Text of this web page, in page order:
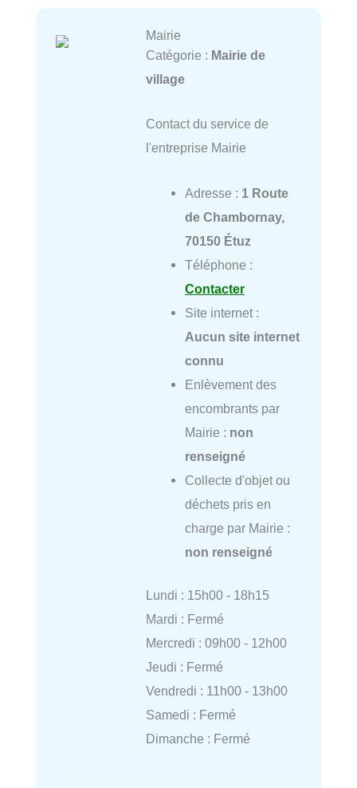
Mairie
Catégorie : Mairie de
village
Contact du service de
l'entreprise Mairie
Adresse : 1 Route
de Chambornay,
70150 Étuz
Téléphone :
Contacter
Site internet :
Aucun site internet
connu
Enlèvement des
encombrants par
Mairie : non
renseigné
Collecte d'objet ou
déchets pris en
charge par Mairie :
non renseigné
Lundi : 15h00 - 18h15
Mardi : Fermé
Mercredi : 09h00 - 12h00
Jeudi : Fermé
Vendredi : 11h00 - 13h00
Samedi : Fermé
Dimanche : Fermé